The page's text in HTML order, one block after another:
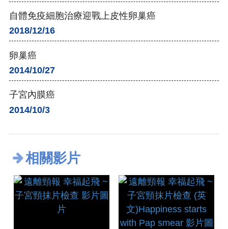
自體免疫細胞治療迎戰上皮性卵巢癌
2018/12/16
卵巢癌
2014/10/27
子宮內膜癌
2014/10/3
相關影片